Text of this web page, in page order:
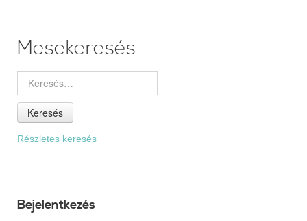
Mesekeresés
Keresés
Részletes keresés
Bejelentkezés